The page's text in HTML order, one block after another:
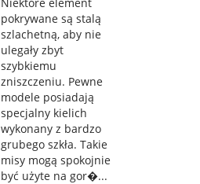
pokrywane są stalą
szlachetną, aby nie
ulegały zbyt
szybkiemu
zniszczeniu. Pewne
modele posiadają
specjalny kielich
wykonany z bardzo
grubego szkła. Takie
misy mogą spokojnie
być użyte na gor�...